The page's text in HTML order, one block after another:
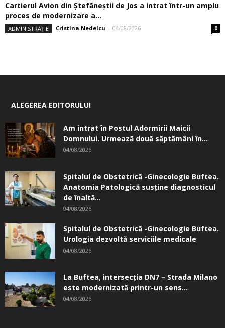
Cartierul Avion din Ştefăneştii de Jos a intrat într-un amplu
proces de modernizare a...
ADMINISTRAȚIE Cristina Nedelcu - 04/08/2026 0
ALEGEREA EDITORULUI
Am intrat în Postul Adormirii Maicii
Domnului. Urmează două săptămâni în...
04/08/2026
Spitalul de Obstetrică -Ginecologie Buftea.
Anatomia Patologică susţine diagnosticul
de înaltă...
04/08/2026
Spitalul de Obstetrică -Ginecologie Buftea.
Urologia dezvoltă serviciile medicale
04/08/2026
La Buftea, intersecţia DN7 – Strada Milano
este modernizată printr-un sens...
04/08/2026